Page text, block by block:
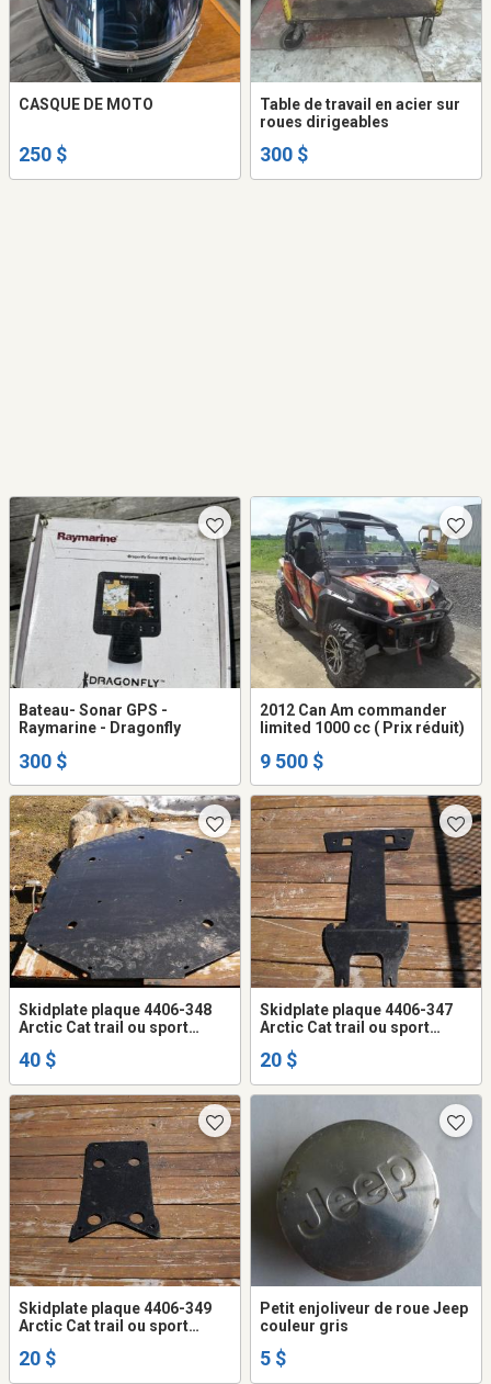
CASQUE DE MOTO
250 $
Table de travail en acier sur
roues dirigeables
300 $
Bateau- Sonar GPS -
Raymarine - Dragonfly
300 $
2012 Can Am commander
limited 1000 cc ( Prix réduit)
9 500 $
Skidplate plaque 4406-348
Arctic Cat trail ou sport
40 $
Skidplate plaque 4406-347
Arctic Cat trail ou sport
20 $
Skidplate plaque 4406-349
Arctic Cat trail ou sport
20 $
Petit enjoliveur de roue Jeep
couleur gris
5 $